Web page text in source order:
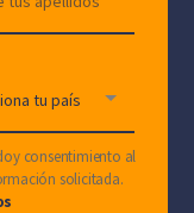
consentimiento al
solicitada.